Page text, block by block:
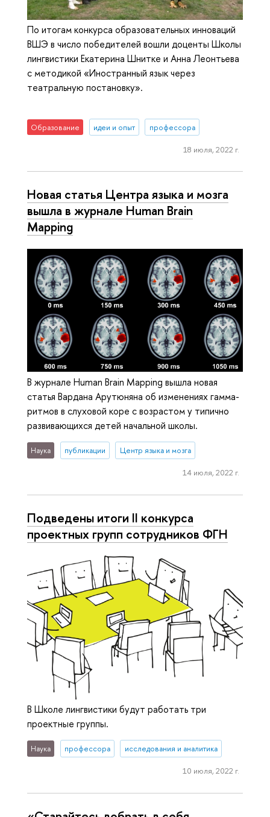
По итогам конкурса образовательных инноваций
ВШЭ в число победителей вошли доценты Школы
лингвистики Екатерина Шнитке и Анна Леонтьева
с методикой «Иностранный язык через
театральную постановку».
Образование идеи и опыт профессора
18 июля, 2022 г.
Новая статья Центра языка и мозга
вышла в журнале Human Brain
Mapping
В журнале Human Brain Mapping вышла новая
статья Вардана Арутюняна об изменениях гамма-
ритмов в слуховой коре с возрастом у типично
развивающихся детей начальной школы.
Наука публикации Центр языка и мозга
14 июля, 2022 г.
Подведены итоги II конкурса
проектных групп сотрудников ФГН
В Школе лингвистики будут работать три
проектные группы.
Наука профессора исследования и аналитика
10 июля, 2022 г.